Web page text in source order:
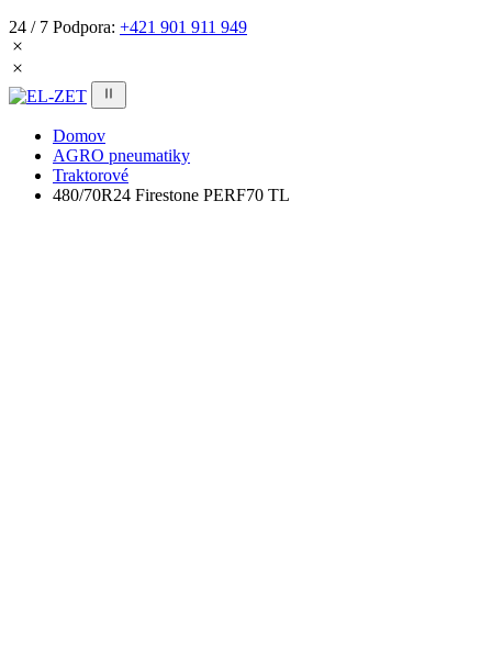
24 / 7 Podpora: +421 901 911 949
Domov
AGRO pneumatiky
Traktorové
480/70R24 Firestone PERF70 TL